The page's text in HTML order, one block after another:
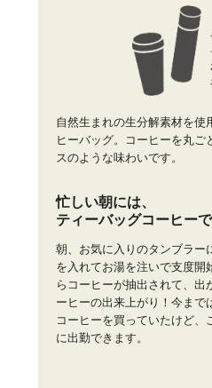
自然生まれの生分解素材を使
ヒーバッグ。コーヒーを丸ご
スのような味わいです。
忙しい朝には、
ティーバッグコーヒーで
朝、お気に入りのタンブラー
を入れてお湯を注いで支度開
らコーヒーが抽出されて、出
ーヒーの出来上がり！今まで
コーヒーを買っていたけど、
に出勤できます。